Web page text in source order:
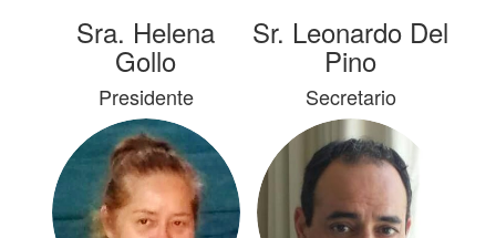
Sra. Helena
Gollo
Presidente
Sr. Leonardo Del
Pino
Secretario